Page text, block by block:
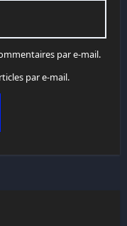
par e-mail.
par e-mail.